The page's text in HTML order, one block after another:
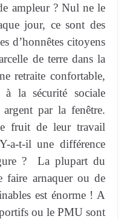
ampleur ? Nul ne le
jour, ce sont des
d’honnêtes citoyens
de terre dans la
retraite confortable,
la sécurité sociale
par la fenêtre.
fruit de leur travail
a-t-il une différence
?
La plupart du
faire arnaquer ou de
est énorme ! A
ou le PMU sont